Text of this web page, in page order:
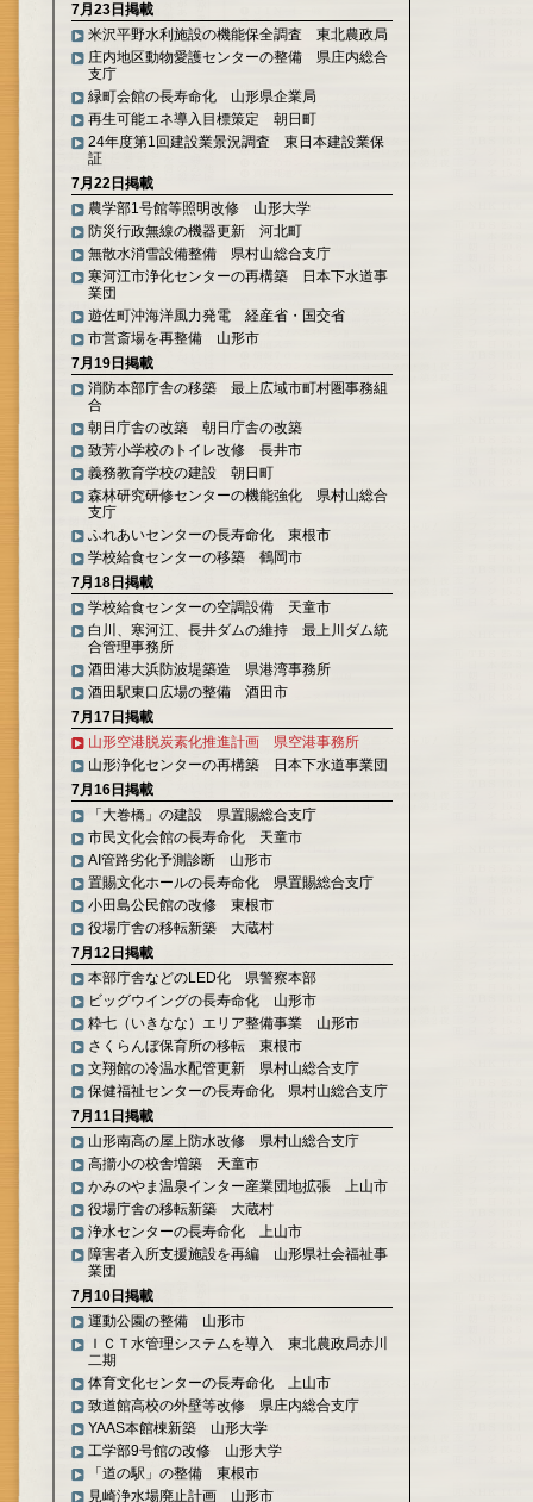
7月23日掲載
米沢平野水利施設の機能保全調査 東北農政局
庄内地区動物愛護センターの整備 県庄内総合
支庁
緑町会館の長寿命化 山形県企業局
再生可能エネ導入目標策定 朝日町
24年度第1回建設業景況調査 東日本建設業保
証
7月22日掲載
農学部1号館等照明改修 山形大学
防災行政無線の機器更新 河北町
無散水消雪設備整備 県村山総合支庁
寒河江市浄化センターの再構築 日本下水道事
業団
遊佐町沖海洋風力発電 経産省・国交省
市営斎場を再整備 山形市
7月19日掲載
消防本部庁舎の移築 最上広域市町村圏事務組
合
朝日庁舎の改築 朝日庁舎の改築
致芳小学校のトイレ改修 長井市
義務教育学校の建設 朝日町
森林研究研修センターの機能強化 県村山総合
支庁
ふれあいセンターの長寿命化 東根市
学校給食センターの移築 鶴岡市
7月18日掲載
学校給食センターの空調設備 天童市
白川、寒河江、長井ダムの維持 最上川ダム統
合管理事務所
酒田港大浜防波堤築造 県港湾事務所
酒田駅東口広場の整備 酒田市
7月17日掲載
山形空港脱炭素化推進計画 県空港事務所
山形浄化センターの再構築 日本下水道事業団
7月16日掲載
「大巻橋」の建設 県置賜総合支庁
市民文化会館の長寿命化 天童市
AI管路劣化予測診断 山形市
置賜文化ホールの長寿命化 県置賜総合支庁
小田島公民館の改修 東根市
役場庁舎の移転新築 大蔵村
7月12日掲載
本部庁舎などのLED化 県警察本部
ビッグウイングの長寿命化 山形市
粋七（いきなな）エリア整備事業 山形市
さくらんぼ保育所の移転 東根市
文翔館の冷温水配管更新 県村山総合支庁
保健福祉センターの長寿命化 県村山総合支庁
7月11日掲載
山形南高の屋上防水改修 県村山総合支庁
高擶小の校舎増築 天童市
かみのやま温泉インター産業団地拡張 上山市
役場庁舎の移転新築 大蔵村
浄水センターの長寿命化 上山市
障害者入所支援施設を再編 山形県社会福祉事
業団
7月10日掲載
運動公園の整備 山形市
ＩＣＴ水管理システムを導入 東北農政局赤川
二期
体育文化センターの長寿命化 上山市
致道館高校の外壁等改修 県庄内総合支庁
YAAS本館棟新築 山形大学
工学部9号館の改修 山形大学
「道の駅」の整備 東根市
見崎浄水場廃止計画 山形市